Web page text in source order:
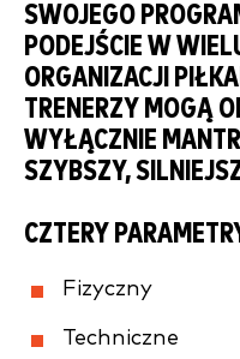
SWOJEGO
PODEJŚCIE W
ORGANIZACJI
TRENERZY MOGĄ
WYŁĄCZNIE
SZYBSZY,
CZTERY
Fizyczny
Techniczne